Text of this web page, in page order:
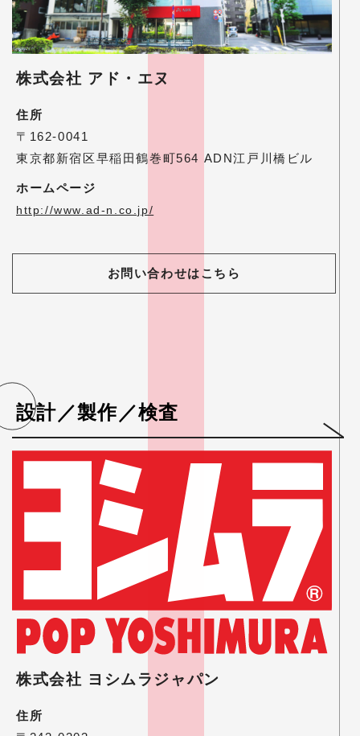
株式会社 アド・エヌ
住所
〒162-0041
東京都新宿区早稲田鶴巻町564 ADN江戸川橋ビル
ホームページ
http://www.ad-n.co.jp/
お問い合わせはこちら
設計／製作／検査
株式会社 ヨシムラジャパン
住所